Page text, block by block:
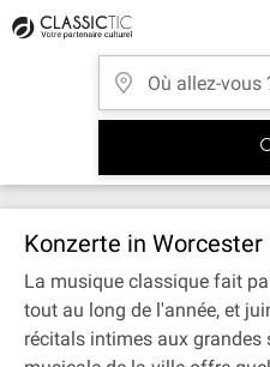
Konzerte in
La musique classique fait
tout au long de l'année, et
récitals intimes aux grandes